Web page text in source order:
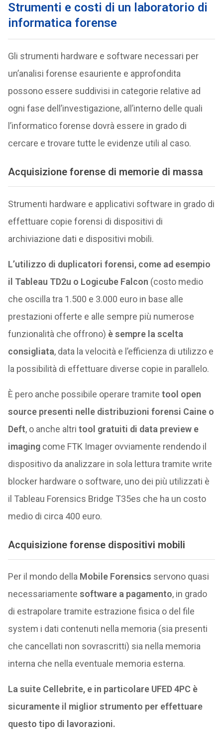
Strumenti e costi di un laboratorio di
informatica forense
Gli strumenti hardware e software necessari per
un’analisi forense esauriente e approfondita
possono essere suddivisi in categorie relative ad
ogni fase dell’investigazione, all’interno delle quali
l’informatico forense dovrà essere in grado di
cercare e trovare tutte le evidenze utili al caso.
Acquisizione forense di memorie di massa
Strumenti hardware e applicativi software in grado di
effettuare copie forensi di dispositivi di
archiviazione dati e dispositivi mobili.
L’utilizzo di duplicatori forensi, come ad esempio
il Tableau TD2u o Logicube Falcon (costo medio
che oscilla tra 1.500 e 3.000 euro in base alle
prestazioni offerte e alle sempre più numerose
funzionalità che offrono) è sempre la scelta
consigliata, data la velocità e l’efficienza di utilizzo e
la possibilità di effettuare diverse copie in parallelo.
È pero anche possibile operare tramite tool open
source presenti nelle distribuzioni forensi Caine o
Deft, o anche altri tool gratuiti di data preview e
imagingcome FTK Imager ovviamente rendendo il
dispositivo da analizzare in sola lettura tramite write
blocker hardware o software, uno dei più utilizzati è
il Tableau Forensics Bridge T35es che ha un costo
medio di circa 400 euro.
Acquisizione forense dispositivi mobili
Per il mondo della Mobile Forensics servono quasi
necessariamente software a pagamento, in grado
di estrapolare tramite estrazione fisica o del file
system i dati contenuti nella memoria (sia presenti
che cancellati non sovrascritti) sia nella memoria
interna che nella eventuale memoria esterna.
La suite Cellebrite, e in particolare UFED 4PC è
sicuramente il miglior strumento per effettuare
questo tipo di lavorazioni.